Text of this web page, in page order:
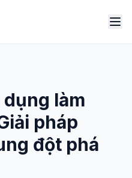
làm
pháp
đột phá